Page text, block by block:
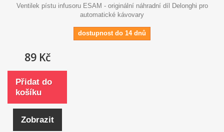
Ventilek pístu infusoru ESAM - originální náhradní díl Delonghi pro
automatické kávovary
dostupnost do 14 dnů
89 Kč
Přidat do
košíku
Zobrazit